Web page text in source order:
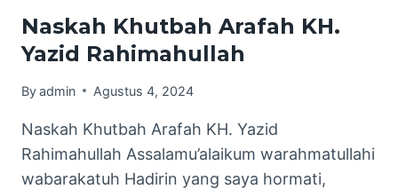
Naskah Khutbah Arafah KH.
Yazid Rahimahullah
Byadmin Agustus 4, 2024
Naskah Khutbah Arafah KH. Yazid
Rahimahullah Assalamu’alaikum warahmatullahi
wabarakatuh Hadirin yang saya hormati,